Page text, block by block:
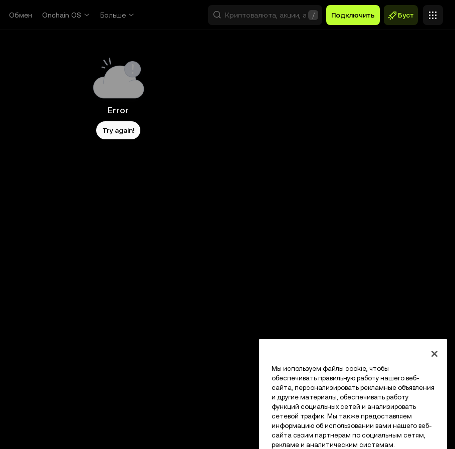
Обмен Onchain OS Больше / Подключить Буст
Error
Try again!
Мы используем файлы cookie, чтобы
обеспечивать правильную работу нашего веб-
сайта, персонализировать рекламные объявления
и другие материалы, обеспечивать работу
функций социальных сетей и анализировать
сетевой трафик. Мы также предоставляем
информацию об использовании вами нашего веб-
сайта своим партнерам по социальным сетям,
рекламе и аналитическим системам.